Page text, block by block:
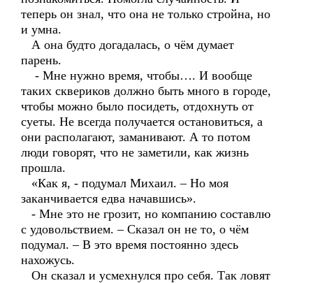
теперь он знал, что она не только стройна, но
и умна.
А она будто догадалась, о чём думает
парень.
- Мне нужно время, чтобы…. И вообще
таких сквериков должно быть много в городе,
чтобы можно было посидеть, отдохнуть от
суеты. Не всегда получается остановиться, а
они располагают, заманивают. А то потом
люди говорят, что не заметили, как жизнь
прошла.
«Как я, - подумал Михаил. – Но моя
заканчивается едва начавшись».
- Мне это не грозит, но компанию составлю
с удовольствием. – Сказал он не то, о чём
подумал. – В это время постоянно здесь
нахожусь.
Он сказал и усмехнулся про себя. Так ловят